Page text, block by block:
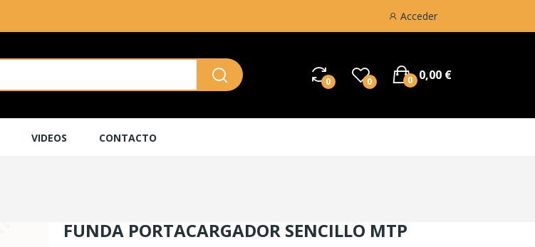
Acceder
0 0 0,00 €
0
VIDEOS CONTACTO
FUNDA PORTACARGADOR SENCILLO MTP